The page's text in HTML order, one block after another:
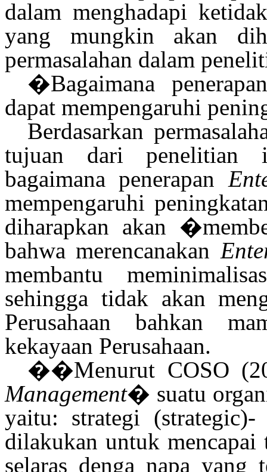
dalam menghadapi
yang mungkin akan
permasalahan dalam
�Bagaimana
dapat mempengaruhi
Berdasarkan
tujuan dari penelitian
bagaimana penerapan
mempengaruhi
diharapkan akan �
bahwa merencanakan
membantu
sehingga tidak akan
Perusahaan bahkan
kekayaan Perusahaan.
��Menurut COSO
Management� suatu
yaitu: strategi (strategic)-
dilakukan untuk mencapai
selaras denga napa yang